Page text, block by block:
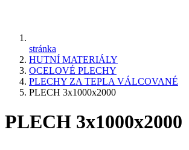
stránka
HUTNÍ MATERIÁLY
OCELOVÉ PLECHY
PLECHY ZA TEPLA VÁLCOVANÉ
PLECH 3x1000x2000
PLECH 3x1000x2000